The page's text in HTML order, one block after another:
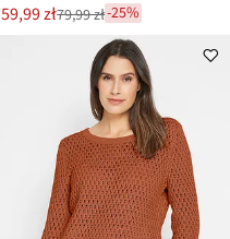
Nowa
cena
59,99 zł
Przeceniono
79,99 zł-25%